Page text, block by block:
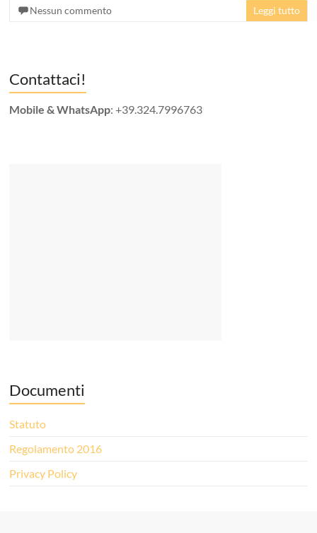
Nessun commento
Leggi tutto
Contattaci!
Mobile & WhatsApp: +39.324.7996763
Documenti
Statuto
Regolamento 2016
Privacy Policy